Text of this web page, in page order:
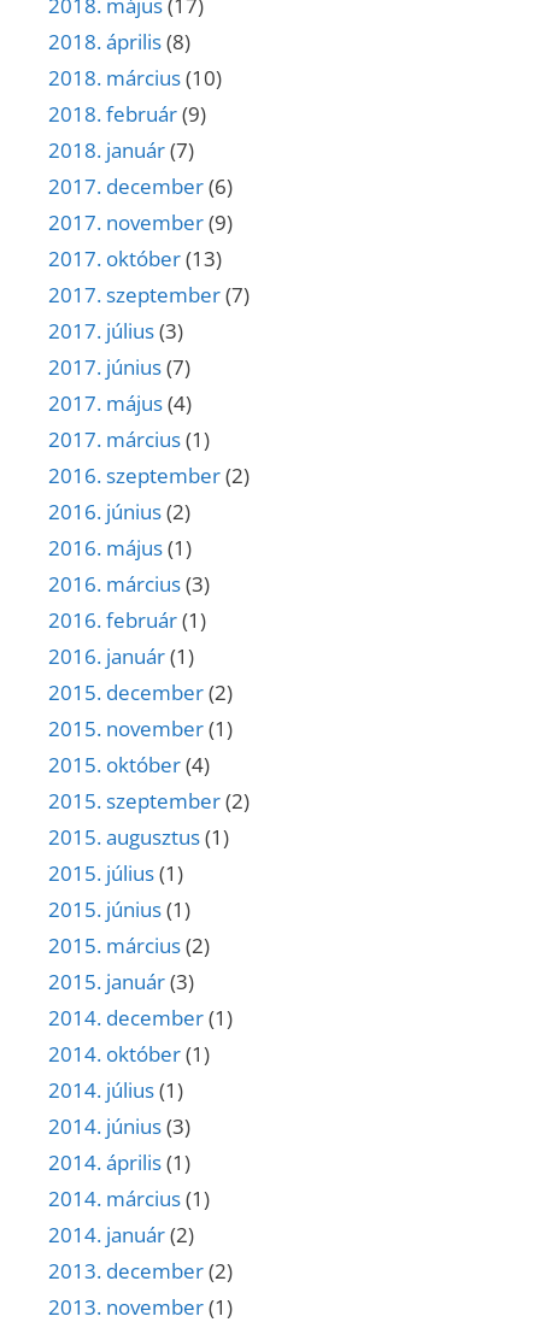
2018. május(17)
2018. április(8)
2018. március(10)
2018. február(9)
2018. január(7)
2017. december(6)
2017. november(9)
2017. október(13)
2017. szeptember(7)
2017. július(3)
2017. június(7)
2017. május(4)
2017. március(1)
2016. szeptember(2)
2016. június(2)
2016. május(1)
2016. március(3)
2016. február(1)
2016. január(1)
2015. december(2)
2015. november(1)
2015. október(4)
2015. szeptember(2)
2015. augusztus(1)
2015. július(1)
2015. június(1)
2015. március(2)
2015. január(3)
2014. december(1)
2014. október(1)
2014. július(1)
2014. június(3)
2014. április(1)
2014. március(1)
2014. január(2)
2013. december(2)
2013. november(1)